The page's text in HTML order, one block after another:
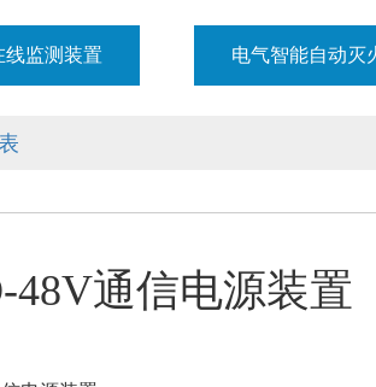
线监测装置 电气智能自动灭
48V通信电源装置